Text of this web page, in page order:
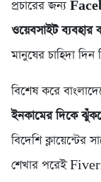
প্রচারের জন্য
ওয়েবসাইট ব্যবহার
মানুষের চাহিদা দিন
বিশেষ করে
ইনকামের দিকে
বিদেশি
শেখার পরেই